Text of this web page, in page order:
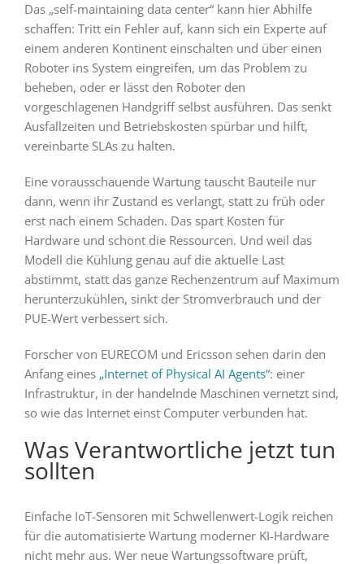
Das „self-maintaining data center“ kann hier Abhilfe
schaffen: Tritt ein Fehler auf, kann sich ein Experte auf
einem anderen Kontinent einschalten und über einen
Roboter ins System eingreifen, um das Problem zu
beheben, oder er lässt den Roboter den
vorgeschlagenen Handgriff selbst ausführen. Das senkt
Ausfallzeiten und Betriebskosten spürbar und hilft,
vereinbarte SLAs zu halten.
Eine vorausschauende Wartung tauscht Bauteile nur
dann, wenn ihr Zustand es verlangt, statt zu früh oder
erst nach einem Schaden. Das spart Kosten für
Hardware und schont die Ressourcen. Und weil das
Modell die Kühlung genau auf die aktuelle Last
abstimmt, statt das ganze Rechenzentrum auf Maximum
herunterzukühlen, sinkt der Stromverbrauch und der
PUE-Wert verbessert sich.
Forscher von EURECOM und Ericsson sehen darin den
Anfang eines „Internet of Physical AI Agents“: einer
Infrastruktur, in der handelnde Maschinen vernetzt sind,
so wie das Internet einst Computer verbunden hat.
Was Verantwortliche jetzt tun
sollten
Einfache IoT-Sensoren mit Schwellenwert-Logik reichen
für die automatisierte Wartung moderner KI-Hardware
nicht mehr aus. Wer neue Wartungssoftware prüft,